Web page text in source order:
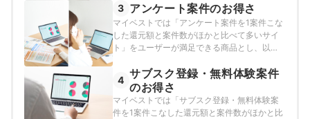
月3日時点の情報をもとに検証を行なっていま
す。
3 アンケート案件のお得さ
マイベストでは「アンケート案件を1案件こな
した還元額と案件数がほかと比べて多いサイ
ト」をユーザーが満足できる商品とし、以下
た。2025年12月15日時点の情報をもとに検証
を行なっています。
4 サブスク登録・無料体験案件
のお得さ
マイベストでは「サブスク登録・無料体験案
件を1案件こなした還元額と案件数がほかと比